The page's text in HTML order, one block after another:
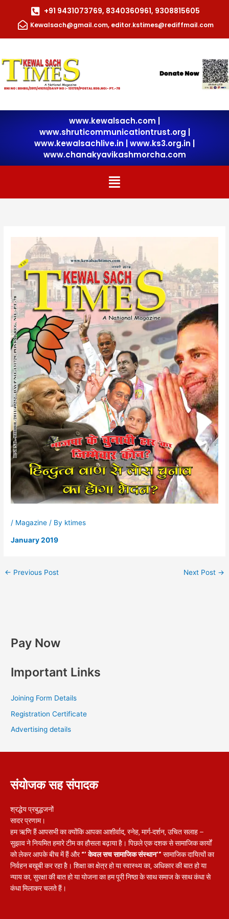
content
+91 9431073769, 8340360961, 9308815605
Kewalsach@gmail.com, editor.kstimes@rediffmail.com
www.kewalsach.com
www.shruticommunicationtrust.org
www.kewalsachlive.in
www.ks3.org.in |
www.chanakyavikashmorcha.com
Menu
/ Magazine / By ktimes
January 2019
← Previous Post Next Post →
Pay Now
Important Links
Joining Form Details
Registration Certificate
Advertising details
संयोजक सह संपादक
श्रद्धेय प्रबुद्धजनों
सादर प्रणाम।
हम ऋणि हैं आपसभी का क्योंकि आपका आशीर्वाद, स्नेह, मार्ग-दर्शन, उचित सलाह –
सुझाव ने नियमित हमारे टीम का हौसला बढ़ाया है। पिछले एक दशक से सामाजिक कार्यों
को लेकर आपके बीच में हैं और“’ केवल सच सामाजिक संस्थान’” सामाजिक दायित्वों का
निर्वहन बखूबी कर रहा है। शिक्षा का क्षेत्र हो या स्वास्थ्य का, अधिकार की बात हो या
न्याय का, सुरक्षा की बात हो या योजना का हम पूरी निष्ठा के साथ समाज के साथ कंधा से
कंधा मिलाकर चलते हैं।